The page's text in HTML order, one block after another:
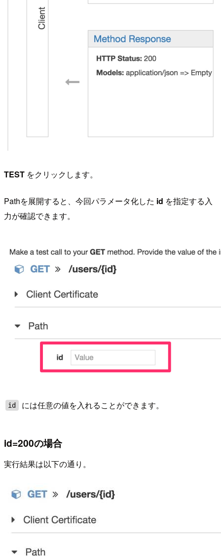
TEST をクリックします。
Pathを展開すると、今回パラメータ化した id を指定する入
力が確認できます。
id には任意の値を入れることができます。
id=200の場合
実行結果は以下の通り。